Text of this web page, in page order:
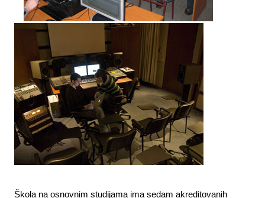
Škola na osnovnim studijama ima sedam akreditovanih